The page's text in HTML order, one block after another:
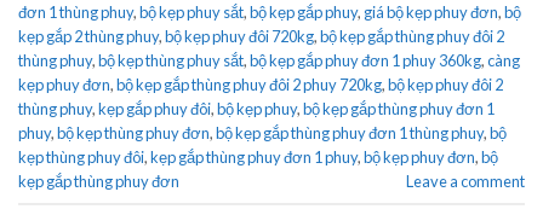
đơn 1 thùng phuy,bộ kẹp phuy sắt,bộ kẹp gắp phuy, giá bộ kẹp phuy đơn,bộ
kẹp gắp 2 thùng phuy,bộ kẹp phuy đôi 720kg,bộ kẹp gắp thùng phuy đôi 2
thùng phuy,bộ kẹp thùng phuy sắt,bộ kẹp gắp phuy đơn 1 phuy 360kg,càng
kẹp phuy đơn,bộ kẹp gắp thùng phuy đôi 2 phuy 720kg,bộ kẹp phuy đôi 2
thùng phuy,kẹp gắp phuy đôi,bộ kẹp phuy,bộ kẹp gắp thùng phuy đơn 1
phuy,bộ kẹp thùng phuy đơn,bộ kẹp gắp thùng phuy đơn 1 thùng phuy,bộ
kẹp thùng phuy đôi,kẹp gắp thùng phuy đơn 1 phuy,bộ kẹp phuy đơn,bộ
kẹp gắp thùng phuy đơn
Leave a comment